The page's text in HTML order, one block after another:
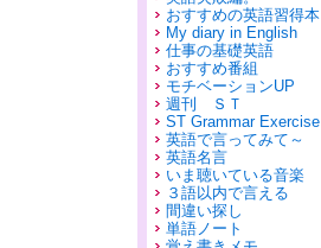
おすすめの英語習得本
My diary in English
仕事の基礎英語
おすすめ番組
モチベーションUP
週刊 ＳＴ
ST Grammar Exercise
英語で言ってみて～
英語名言
いま聴いている音楽
３語以内で言える
間違い探し
単語ノート